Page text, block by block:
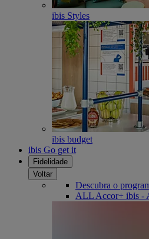
ibis Styles
ibis budget
ibis Go get it
Fidelidade
Voltar
Descubra o
ALL Accor+ ibis -